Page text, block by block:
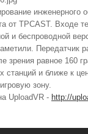
инженерного
от TPCAST. Входе
и беспроводной
Передатчик
зрения равное 160
станций и ближе к
зону.
UploadVR - http://